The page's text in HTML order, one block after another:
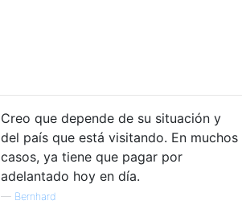
Creo que depende de su situación y
del país que está visitando. En muchos
casos, ya tiene que pagar por
adelantado hoy en día.
— Bernhard